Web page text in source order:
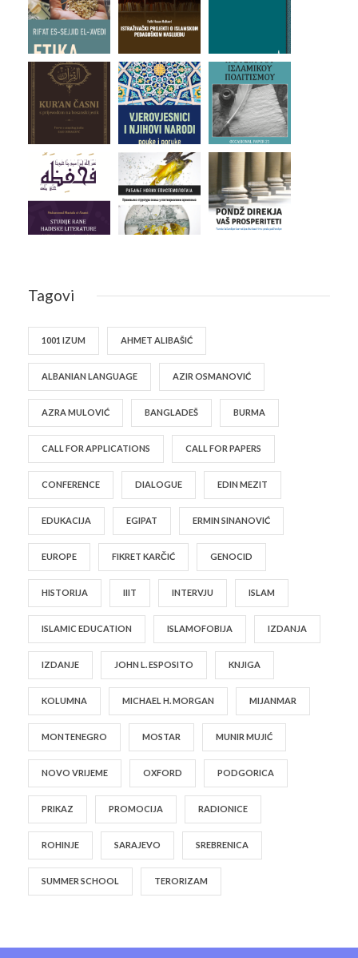
Tagovi
1001 IZUM AHMET ALIBAŠIĆ
ALBANIAN LANGUAGE AZIR OSMANOVIĆ
AZRA MULOVIĆ BANGLADEŠ BURMA
CALL FOR APPLICATIONS CALL FOR PAPERS
CONFERENCE DIALOGUE EDIN MEZIT
EDUKACIJA EGIPAT ERMIN SINANOVIĆ
EUROPE FIKRET KARČIĆ GENOCID
HISTORIJA IIIT INTERVJU ISLAM
ISLAMIC EDUCATION ISLAMOFOBIJA IZDANJA
IZDANJE JOHN L. ESPOSITO KNJIGA
KOLUMNA MICHAEL H. MORGAN MIJANMAR
MONTENEGRO MOSTAR MUNIR MUJIĆ
NOVO VRIJEME OXFORD PODGORICA
PRIKAZ PROMOCIJA RADIONICE
ROHINJE SARAJEVO SREBRENICA
SUMMER SCHOOL TERORIZAM